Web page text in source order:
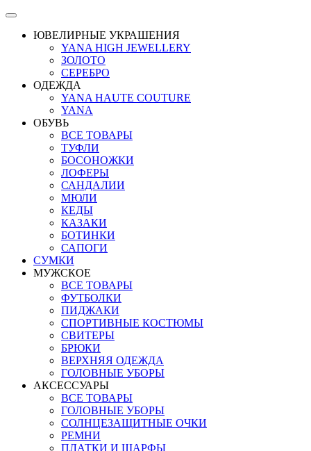
ЮВЕЛИРНЫЕ УКРАШЕНИЯ
YANA HIGH JEWELLERY
ЗОЛОТО
СЕРЕБРО
ОДЕЖДА
YANA HAUTE COUTURE
YANA
ОБУВЬ
ВСЕ ТОВАРЫ
ТУФЛИ
БОСОНОЖКИ
ЛОФЕРЫ
САНДАЛИИ
МЮЛИ
КЕДЫ
КАЗАКИ
БОТИНКИ
САПОГИ
СУМКИ
МУЖСКОЕ
ВСЕ ТОВАРЫ
ФУТБОЛКИ
ПИДЖАКИ
СПОРТИВНЫЕ КОСТЮМЫ
СВИТЕРЫ
БРЮКИ
ВЕРХНЯЯ ОДЕЖДА
ГОЛОВНЫЕ УБОРЫ
АКСЕССУАРЫ
ВСЕ ТОВАРЫ
ГОЛОВНЫЕ УБОРЫ
СОЛНЦЕЗАЩИТНЫЕ ОЧКИ
РЕМНИ
ПЛАТКИ И ШАРФЫ